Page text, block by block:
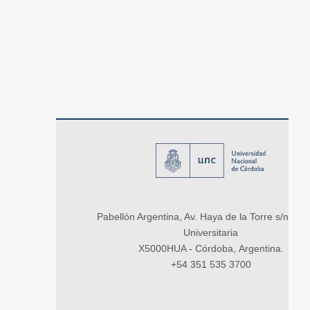
Pabellón Argentina, Av. Haya de la Torre s/n,
Universitaria
X5000HUA - Córdoba, Argentina.
+54 351 535 3700